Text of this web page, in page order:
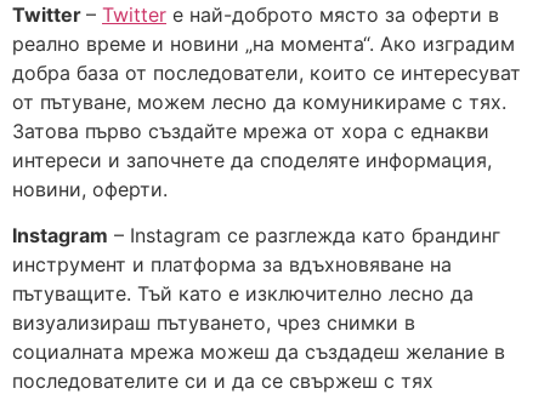
Twitter – Twitter е най-доброто място за оферти в
реално време и новини „на момента“. Ако изградим
добра база от последователи, които се интересуват
от пътуване, можем лесно да комуникираме с тях.
Затова първо създайте мрежа от хора с еднакви
интереси и започнете да споделяте информация,
новини, оферти.
Instagram – Instagram се разглежда като брандинг
инструмент и платформа за вдъхновяване на
пътуващите. Тъй като е изключително лесно да
визуализираш пътуването, чрез снимки в
социалната мрежа можеш да създадеш желание в
последователите си и да се свържеш с тях